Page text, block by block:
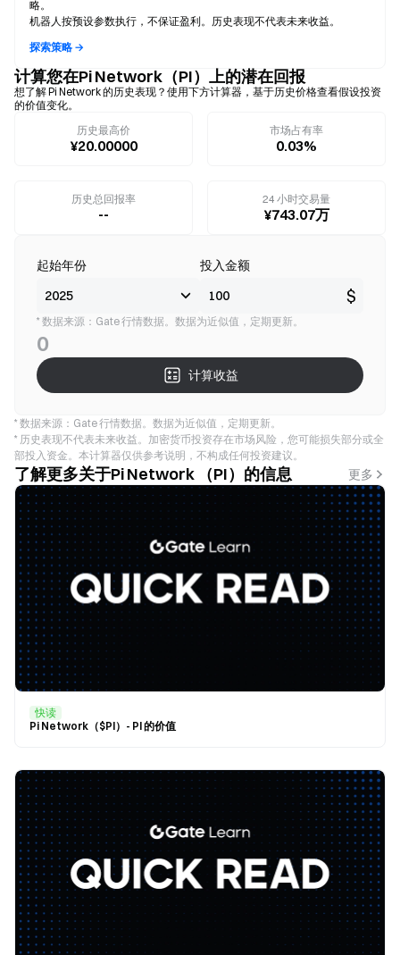
略。
机器人按预设参数执行，不保证盈利。历史表现不代表未来收益。
探索策略 →
计算您在Pi Network（PI）上的潜在回报
想了解 Pi Network 的历史表现？使用下方计算器，基于历史价格查看假设投资
的价值变化。
历史最高价
¥20.00000
市场占有率
0.03%
历史总回报率
--
24 小时交易量
¥743.07万
起始年份 投入金额
$
* 数据来源：Gate 行情数据。数据为近似值，定期更新。
0
计算收益
* 数据来源：Gate 行情数据。数据为近似值，定期更新。
* 历史表现不代表未来收益。加密货币投资存在市场风险，您可能损失部分或全
部投入资金。本计算器仅供参考说明，不构成任何投资建议。
了解更多关于Pi Network （PI）的信息 更多
快读
Pi Network（$PI）- PI 的价值